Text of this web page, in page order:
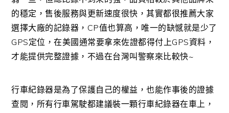
的穩定，售後服務與更新速度很快，其實都很推薦大家
選擇大廠的記錄器，CP值也算高，唯一的缺憾就是少了
GPS定位，在美國通常要拿來佐證都得付上GPS資料，
才能提供完整證據，不過在台灣叫警察來比較快~
行車紀錄器是為了保護自己的權益，也能作事後的證據
查閱，所有行車駕駛都建議裝一顆行車紀錄器在車上，